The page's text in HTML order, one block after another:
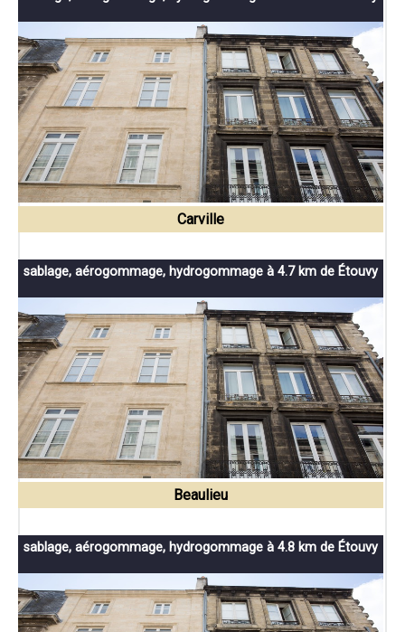
Carville
sablage, aérogommage, hydrogommage à 4.7 km de Étouvy
Beaulieu
sablage, aérogommage, hydrogommage à 4.8 km de Étouvy